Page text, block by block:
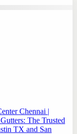
Chennai |
The Trusted
TX and San